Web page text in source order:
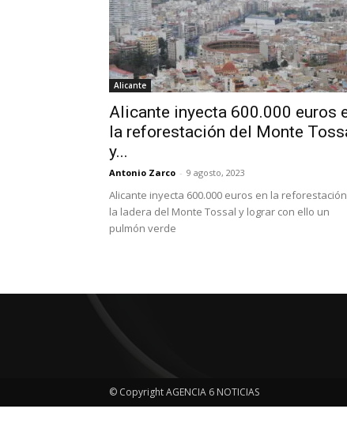
Alicante
Alicante inyecta 600.000 euros
la reforestación del Monte
y...
Antonio Zarco - 9 agosto, 2023
Alicante inyecta 600.000 euros en la
la ladera del Monte Tossal y lograr con ello un
pulmón verde
© Copyright AGENCIA 6 NOTICIAS